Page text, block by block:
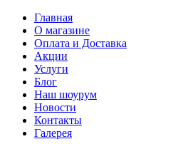
Главная
О магазине
Оплата и Доставка
Акции
Услуги
Блог
Наш шоурум
Новости
Контакты
Галерея